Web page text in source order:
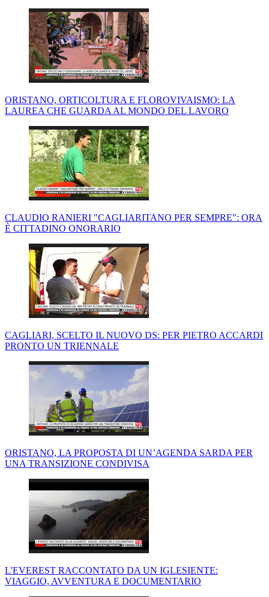
ORISTANO, ORTICOLTURA E FLOROVIVAISMO: LA
LAUREA CHE GUARDA AL MONDO DEL LAVORO
CLAUDIO RANIERI "CAGLIARITANO PER SEMPRE": ORA
È CITTADINO ONORARIO
CAGLIARI, SCELTO IL NUOVO DS: PER PIETRO ACCARDI
PRONTO UN TRIENNALE
ORISTANO, LA PROPOSTA DI UN’AGENDA SARDA PER
UNA TRANSIZIONE CONDIVISA
L'EVEREST RACCONTATO DA UN IGLESIENTE:
VIAGGIO, AVVENTURA E DOCUMENTARIO